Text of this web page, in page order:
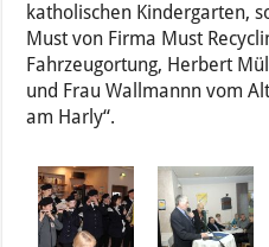
katholischen Kindergarten,
Must von Firma Must
Fahrzeugortung, Herbert
und Frau Wallmannn vom
am Harly“.